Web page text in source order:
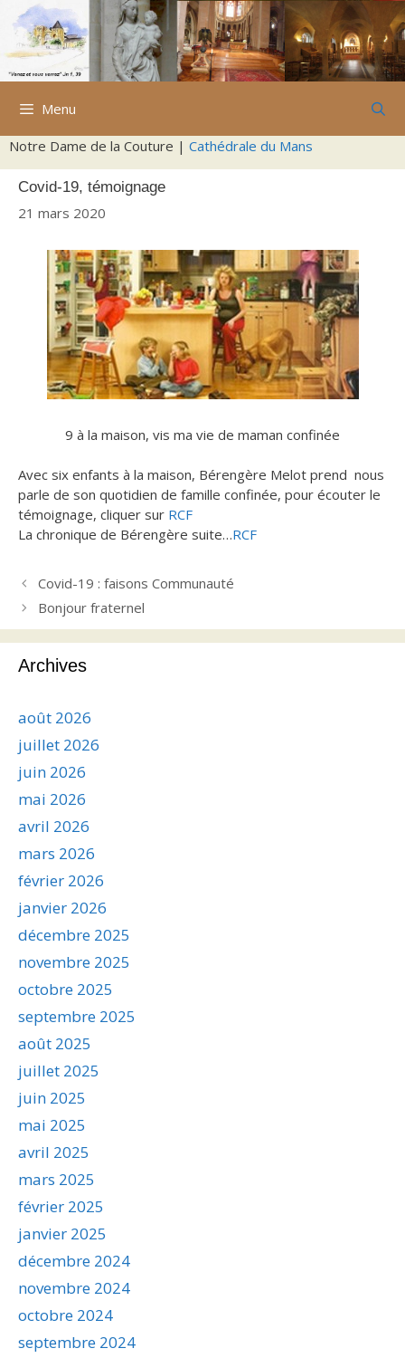
Aller
contenu
Menu
Notre Dame de la Couture | Cathédrale du Mans
Covid-19, témoignage
21 mars 2020
9 à la maison, vis ma vie de maman confinée
Avec six enfants à la maison, Bérengère Melot prend nous
parle de son quotidien de famille confinée, pour écouter le
témoignage, cliquer sur RCF
La chronique de Bérengère suite…RCF
Covid-19 : faisons Communauté
Bonjour fraternel
Archives
août 2026
juillet 2026
juin 2026
mai 2026
avril 2026
mars 2026
février 2026
janvier 2026
décembre 2025
novembre 2025
octobre 2025
septembre 2025
août 2025
juillet 2025
juin 2025
mai 2025
avril 2025
mars 2025
février 2025
janvier 2025
décembre 2024
novembre 2024
octobre 2024
septembre 2024